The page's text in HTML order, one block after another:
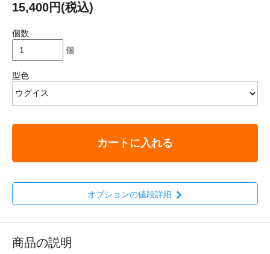
15,400円(税込)
個数
個
型色
カートに入れる
オプションの値段詳細
商品の説明